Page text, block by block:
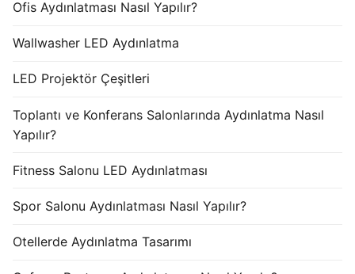
Ofis Aydınlatması Nasıl Yapılır?
Wallwasher LED Aydınlatma
LED Projektör Çeşitleri
Toplantı ve Konferans Salonlarında Aydınlatma Nasıl
Yapılır?
Fitness Salonu LED Aydınlatması
Spor Salonu Aydınlatması Nasıl Yapılır?
Otellerde Aydınlatma Tasarımı